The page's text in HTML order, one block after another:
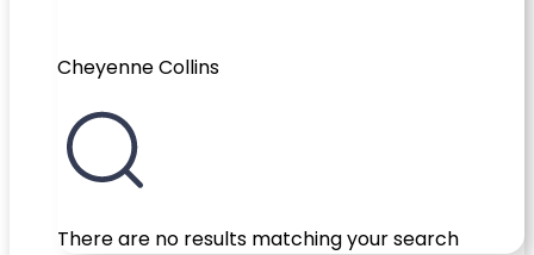
Cheyenne Collins
There are no results matching your search